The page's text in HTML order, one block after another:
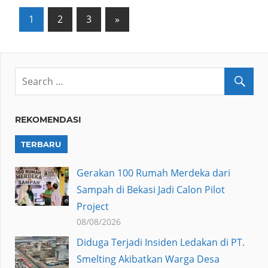
Posts
1 2 3
Next
Posts
»
REKOMENDASI
TERBARU
Gerakan 100 Rumah Merdeka dari
Sampah di Bekasi Jadi Calon Pilot
Project
08/08/2026
Diduga Terjadi Insiden Ledakan di PT.
Smelting Akibatkan Warga Desa